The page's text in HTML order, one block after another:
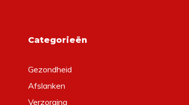
Categorieën
Gezondheid
Afslanken
Verzorging